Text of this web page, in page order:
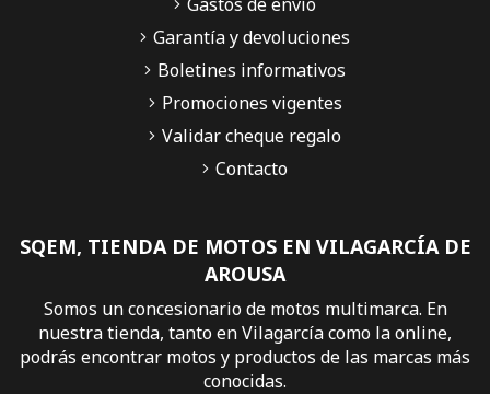
SQEM, TIENDA DE MOTOS EN VILAGARCÍA DE
AROUSA
Somos un concesionario de motos multimarca. En
nuestra tienda, tanto en Vilagarcía como la online,
podrás encontrar motos y productos de las marcas más
conocidas.
Garantía y devoluciones
Boletines informativos
Promociones vigentes
Validar cheque regalo
Contacto